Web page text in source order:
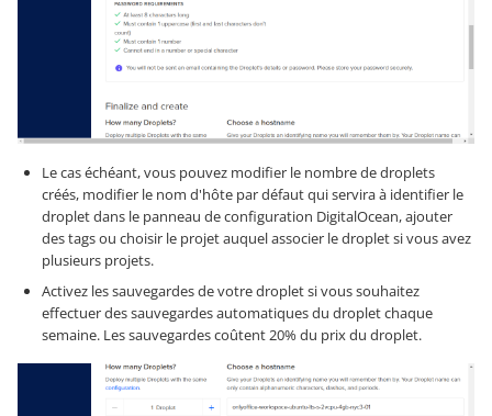
Le cas échéant, vous pouvez modifier le nombre de droplets
créés, modifier le nom d'hôte par défaut qui servira à identifier le
droplet dans le panneau de configuration DigitalOcean, ajouter
des tags ou choisir le projet auquel associer le droplet si vous avez
plusieurs projets.
Activez les sauvegardes de votre droplet si vous souhaitez
effectuer des sauvegardes automatiques du droplet chaque
semaine. Les sauvegardes coûtent 20% du prix du droplet.